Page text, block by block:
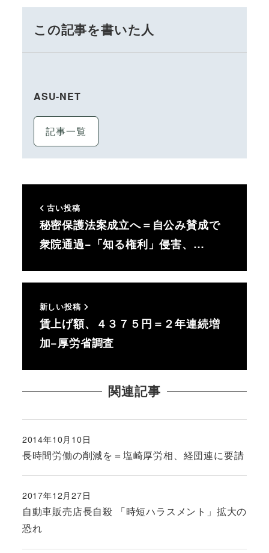
この記事を書いた人
ASU-NET
記事一覧
古い投稿
秘密保護法案成立へ＝自公み賛成で
衆院通過−「知る権利」侵害、…
新しい投稿
賃上げ額、４３７５円＝２年連続増
加−厚労省調査
関連記事
長時間労働の削減を＝塩崎厚労相、経団連に要請
投稿日
2014年10月10日
自動車販売店長自殺 「時短ハラスメント」拡大の
恐れ
投稿日
2017年12月27日